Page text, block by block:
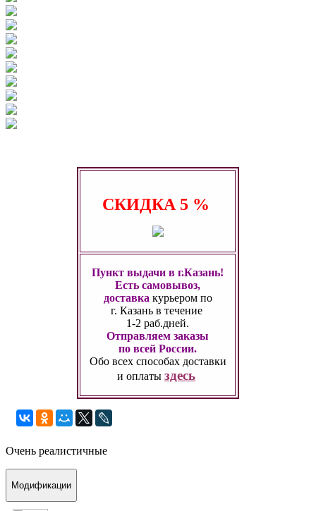
СКИДКА 5 %
Пункт выдачи в г.Казань!
Есть самовывоз,
доставка курьером по
г. Казань в течение
1-2 раб.дней.
Отправляем заказы
по всей России.
Обо всех способах доставки
и оплатыздесь
Очень реалистичные
Модификации